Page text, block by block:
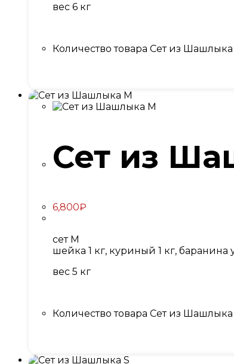
вес 6 кг
Количество товара Сет из
Сет из
6,800₽
сет M
шейка 1 кг, куриный 1 кг, баранина
вес 5 кг
Количество товара Сет из